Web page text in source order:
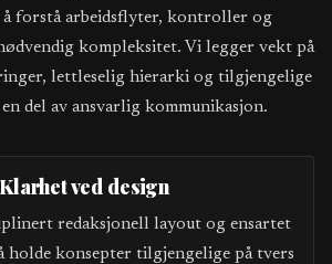
å forstå arbeidsflyter, kontroller og
kompleksitet. Vi legger vekt på
lettleselig hierarki og tilgjengelige
del av ansvarlig kommunikasjon.
Klarhet ved design
redaksjonell layout og ensartet
konsepter tilgjengelige på tvers